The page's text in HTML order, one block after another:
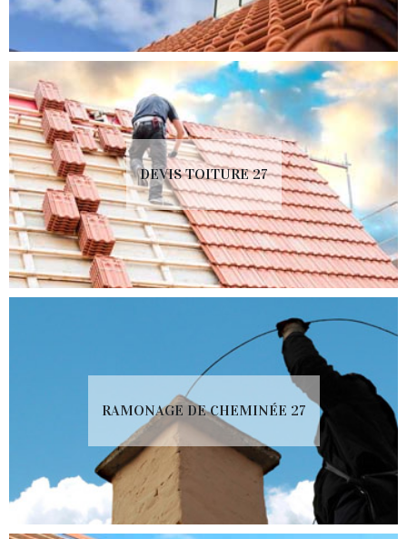
DEVIS TOITURE 27
RAMONAGE DE CHEMINÉE 27